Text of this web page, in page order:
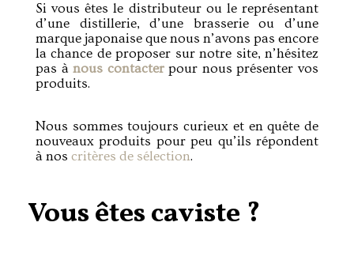
Si vous êtes le distributeur ou le représentant
d’une distillerie, d’une brasserie ou d’une
marque japonaise que nous n’avons pas encore
la chance de proposer sur notre site, n’hésitez
pas ànous contacterpour nous présenter vos
produits.
Nous sommes toujours curieux et en quête de
nouveaux produits pour peu qu’ils répondent
à nos critères de sélection.
Vous êtes caviste ?